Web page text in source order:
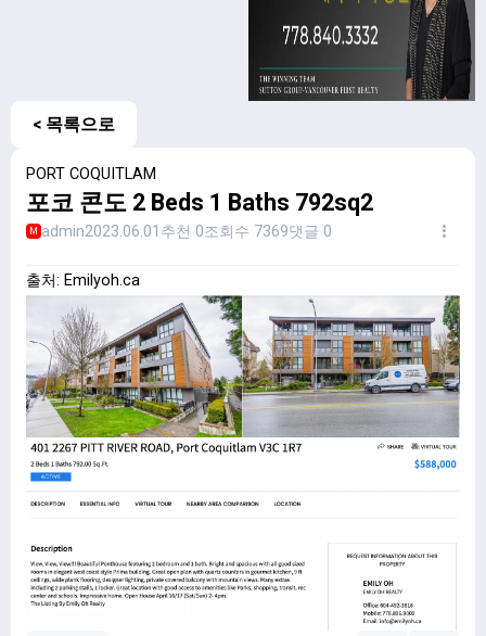
< 목록으로
PORT COQUITLAM
포코 콘도 2 Beds 1 Baths 792sq2
M admin2023.06.01 추천 0조회수 7369댓글 0
출처: Emilyoh.ca